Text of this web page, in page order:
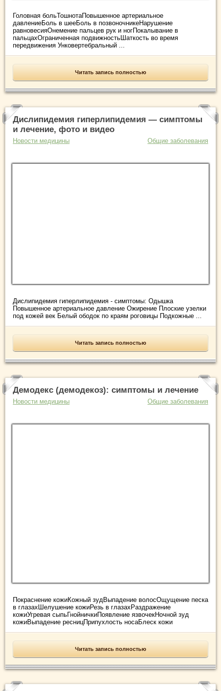
Головная больТошнотаПовышенное артериальное
давлениеБоль в шееБоль в позвоночникеНарушение
равновесияОнемение пальцев рук и ногПокалывание в
пальцахОграниченная подвижностьШаткость во время
передвижения Унковертебральный ...
Читать запись полностью
Дислипидемия гиперлипидемия — симптомы
и лечение, фото и видео
Новости медицины Общие заболевания
Дислипидемия гиперлипидемия - симптомы: Одышка
Повышенное артериальное давление Ожирение Плоские узелки
под кожей век Белый ободок по краям роговицы Подкожные ...
Читать запись полностью
Демодекс (демодекоз): симптомы и лечение
Новости медицины Общие заболевания
Покраснение кожиКожный зудВыпадение волосОщущение песка
в глазахШелушение кожиРезь в глазахРаздражение
кожиУгревая сыпьГнойничкиПоявление язвочекНочной зуд
кожиВыпадение ресницПрипухлость носаБлеск кожи
Читать запись полностью